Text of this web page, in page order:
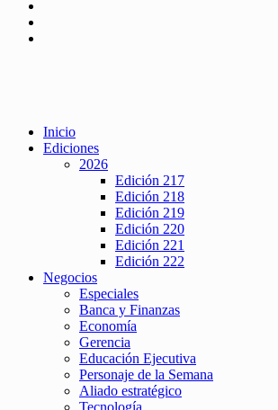
Inicio
Ediciones
2026
Edición 217
Edición 218
Edición 219
Edición 220
Edición 221
Edición 222
Negocios
Especiales
Banca y Finanzas
Economía
Gerencia
Educación Ejecutiva
Personaje de la Semana
Aliado estratégico
Tecnología